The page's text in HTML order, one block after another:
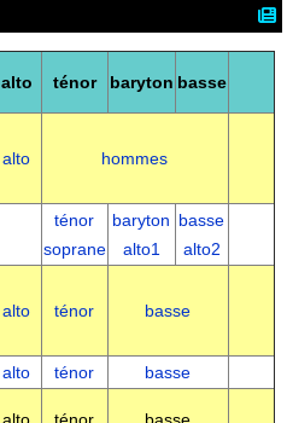
alto ténor baryton basse
alto hommes
ténor
soprane
baryton
alto1
basse
alto2
alto ténor basse
alto ténor
basse